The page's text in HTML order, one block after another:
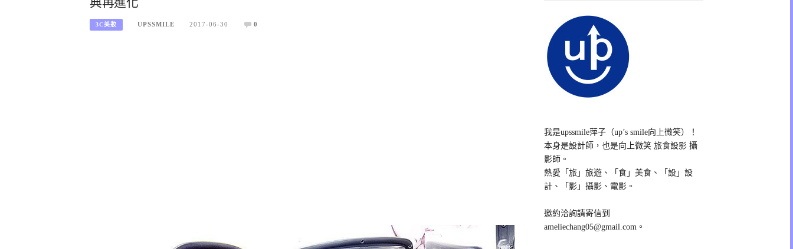
3C美妝 UPSSMILE 2017-06-30 0
我是upssmile萍子（up’s smile向上微笑）！
本身是設計師，也是向上微笑 旅食設影 攝
影師。
熱愛「旅」旅遊、「食」美食、「設」設
計、「影」攝影、電影。
邀約洽詢請寄信到
ameliechang05@gmail.com。